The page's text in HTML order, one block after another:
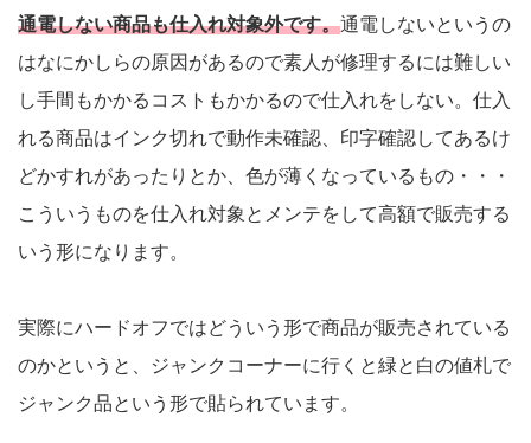
通電しない商品も仕入れ対象外です。通電しないというの
はなにかしらの原因があるので素人が修理するには難しい
し手間もかかるコストもかかるので仕入れをしない。仕入
れる商品はインク切れで動作未確認、印字確認してあるけ
どかすれがあったりとか、色が薄くなっているもの・・・
こういうものを仕入れ対象とメンテをして高額で販売する
いう形になります。
実際にハードオフではどういう形で商品が販売されている
のかというと、ジャンクコーナーに行くと緑と白の値札で
ジャンク品という形で貼られています。